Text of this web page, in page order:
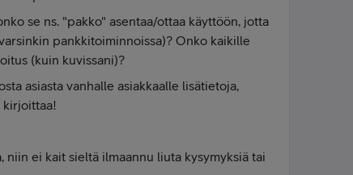
se ns. "pakko" asentaa/ottaa käyttöön, jotta
pankkitoiminnoissa)? Onko kaikille
(kuin kuvissani)?
asiasta vanhalle asiakkaalle lisätietoja,
kirjoittaa!
ei kait sieltä ilmaannu liuta kysymyksiä tai